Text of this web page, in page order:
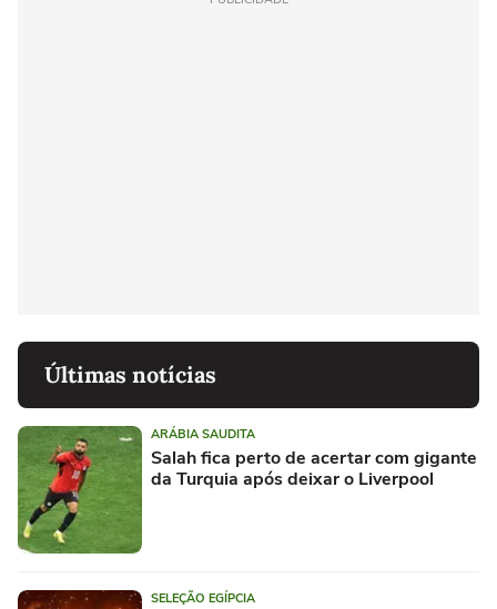
Últimas notícias
ARÁBIA SAUDITA
Salah fica perto de acertar com gigante
da Turquia após deixar o Liverpool
SELEÇÃO EGÍPCIA